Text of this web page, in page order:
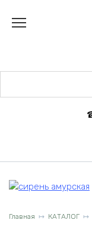
Главная КАТАЛОГ